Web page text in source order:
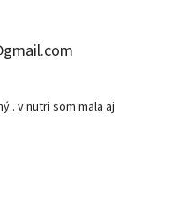
v nutri som mala aj